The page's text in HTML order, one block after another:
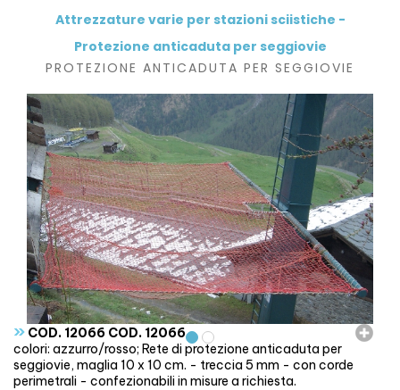
Attrezzature varie per stazioni sciistiche -
Protezione anticaduta per seggiovie
PROTEZIONE ANTICADUTA PER SEGGIOVIE
» COD. 12066 COD. 12066
colori: azzurro/rosso; Rete di protezione anticaduta per
seggiovie, maglia 10 x 10 cm. - treccia 5 mm - con corde
perimetrali - confezionabili in misure a richiesta.